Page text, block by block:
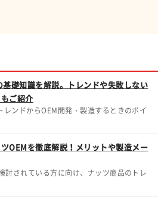
基礎知識を解説。トレンドや失敗しない
ご紹介
レンドからOEM開発・製造するときのポイ
ツOEMを徹底解説！メリットや製造メー
討されている方に向け、ナッツ商品のトレ